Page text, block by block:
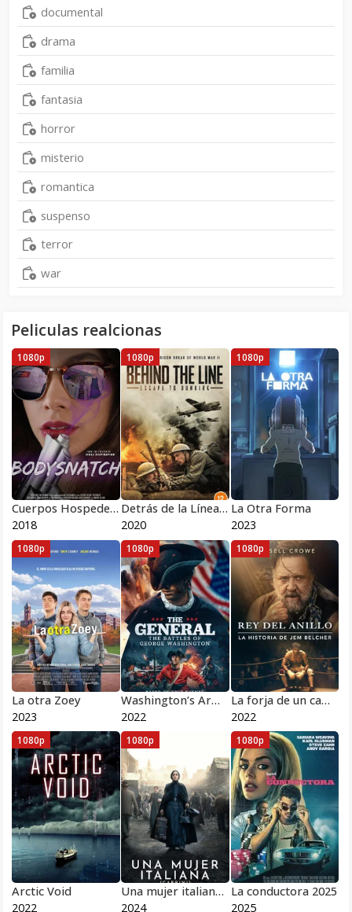
documental
drama
familia
fantasia
horror
misterio
romantica
suspenso
terror
war
Peliculas realcionas
Cuerpos Hospederos
2018
1080p
Detrás de la Línea Escape de Dunkirk
2020
1080p
La Otra Forma
2023
1080p
La otra Zoey
2023
1080p
Washington’s Armor: The Journey
2022
1080p
La forja de un campeón
2022
1080p
Arctic Void
2022
1080p
Una mujer italiana (Cabrini)
2024
1080p
La conductora 2025
2025
1080p